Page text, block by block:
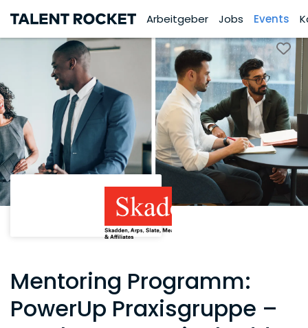
Arbeitgeber Jobs Events
Mentoring Programm:
PowerUp Praxisgruppe –